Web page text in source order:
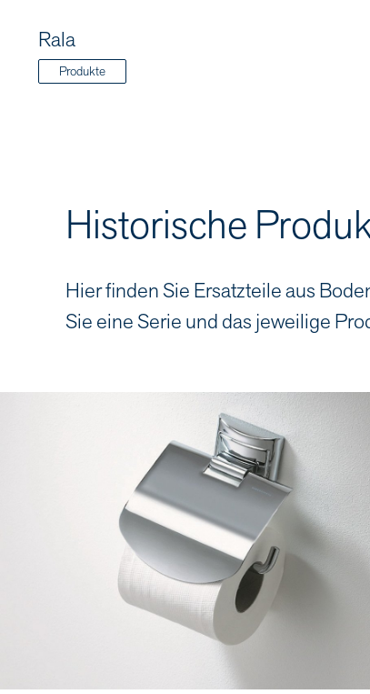
Rala
Produkte
Historische
Hier finden Sie Ersatzteile aus
Sie eine Serie und das jeweilige